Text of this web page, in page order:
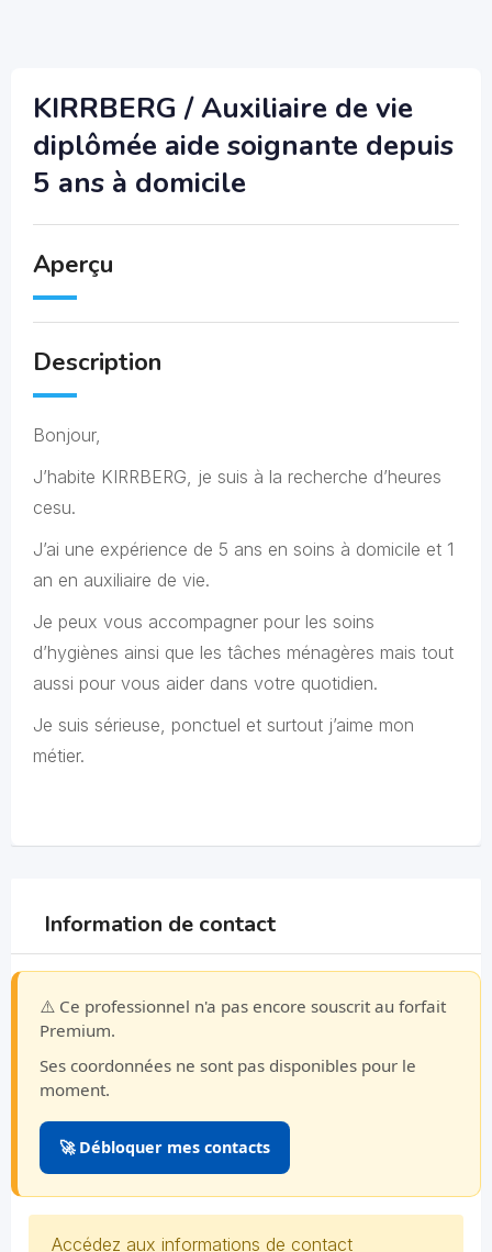
KIRRBERG / Auxiliaire de vie
diplômée aide soignante depuis
5 ans à domicile
Aperçu
Description
Bonjour,
J’habite KIRRBERG, je suis à la recherche d’heures
cesu.
J’ai une expérience de 5 ans en soins à domicile et 1
an en auxiliaire de vie.
Je peux vous accompagner pour les soins
d’hygiènes ainsi que les tâches ménagères mais tout
aussi pour vous aider dans votre quotidien.
Je suis sérieuse, ponctuel et surtout j’aime mon
métier.
Information de contact
⚠️ Ce professionnel n'a pas encore souscrit au forfait
Premium.
Ses coordonnées ne sont pas disponibles pour le
moment.
🚀 Débloquer mes contacts
Accédez aux informations de contact